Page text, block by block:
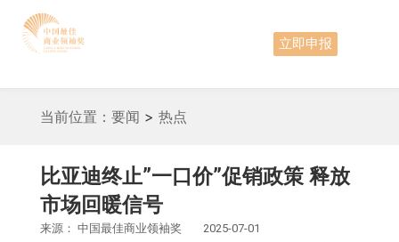
立即申报
当前位置： 要闻 > 热点
比亚迪终止”一口价”促销政策 释放
市场回暖信号
来源： 中国最佳商业领袖奖 2025-07-01